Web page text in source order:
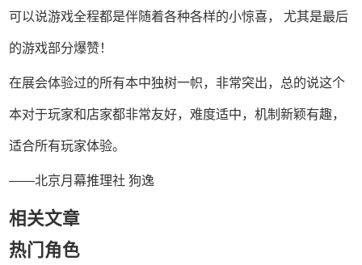
可以说游戏全程都是伴随着各种各样的小惊喜， 尤其是最后
的游戏部分爆赞！
在展会体验过的所有本中独树一帜，非常突出，总的说这个
本对于玩家和店家都非常友好，难度适中，机制新颖有趣，
适合所有玩家体验。
——北京月幕推理社 狗逸
相关文章
热门角色